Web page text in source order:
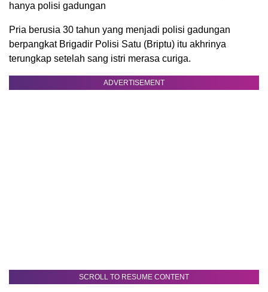
hanya polisi gadungan
Pria berusia 30 tahun yang menjadi polisi gadungan
berpangkat Brigadir Polisi Satu (Briptu) itu akhrinya
terungkap setelah sang istri merasa curiga.
ADVERTISEMENT
SCROLL TO RESUME CONTENT